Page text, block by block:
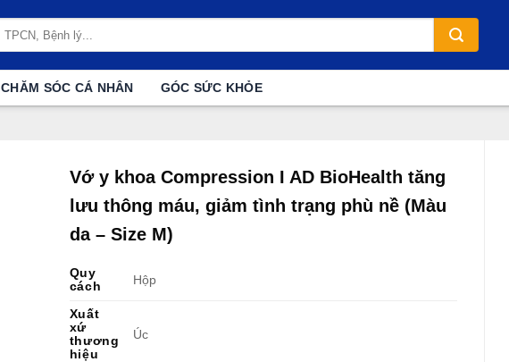
CHĂM SÓC CÁ NHÂN GÓC SỨC KHỎE
Vớ y khoa Compression I AD BioHealth tăng
lưu thông máu, giảm tình trạng phù nề (Màu
da – Size M)
Quy
cách
Hộp
Xuất
xứ
thương
hiệu
Úc